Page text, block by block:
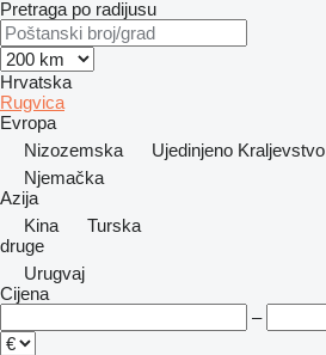
Pretraga po radijusu
Hrvatska
Rugvica
Evropa
Nizozemska
Ujedinjeno Kraljevstvo
Njemačka
Azija
Kina
Turska
druge
Urugvaj
Cijena
–